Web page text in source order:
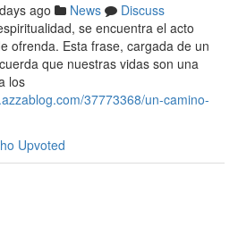
ago News
Discuss
se encuentra el acto
ofrenda. Esta frase, cargada de un
que nuestras vidas son una
los
37773368/un-camino-
Upvoted